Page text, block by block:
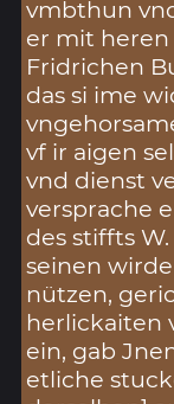
vmbthun
er mit heren
Fridrichen
das si ime
vf ir aigen
vnd dienst
versprache
des stiffts
seinen
nützen,
herlickaiten
ein, gab
etliche